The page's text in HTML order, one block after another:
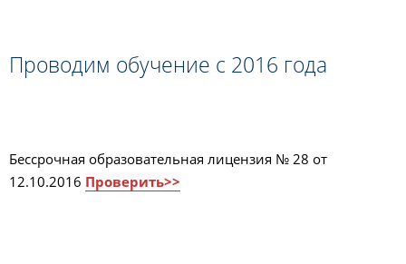
Проводим обучение с 2016 года
Бессрочная образовательная лицензия № 28 от
12.10.2016 Проверить>>